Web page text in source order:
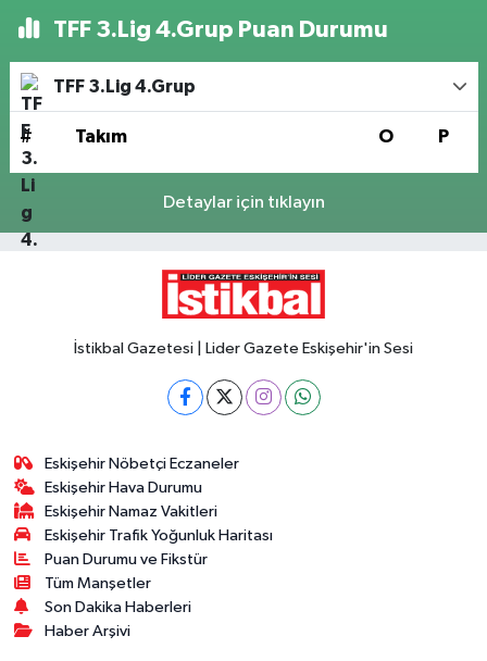
TFF 3.Lig 4.Grup Puan Durumu
TFF 3.Lig 4.Grup
# Takım O P
Detaylar için tıklayın
İstikbal Gazetesi | Lider Gazete Eskişehir'in Sesi
Eskişehir Nöbetçi Eczaneler
Eskişehir Hava Durumu
Eskişehir Namaz Vakitleri
Eskişehir Trafik Yoğunluk Haritası
Puan Durumu ve Fikstür
Tüm Manşetler
Son Dakika Haberleri
Haber Arşivi